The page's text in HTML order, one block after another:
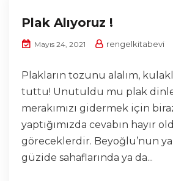
Plak Alıyoruz !
Mayıs 24, 2021 rengelkitabevi
Plakların tozunu alalım,
tuttu! Unutuldu mu plak
merakımızı gidermek için
yaptığımızda cevabın hayır
göreceklerdir. Beyoğlu’nun ya
güzide sahaflarında ya da...